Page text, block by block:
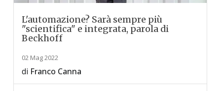
L'automazione? Sarà sempre più
"scientifica" e integrata, parola di
Beckhoff
02 Mag 2022
di Franco Canna